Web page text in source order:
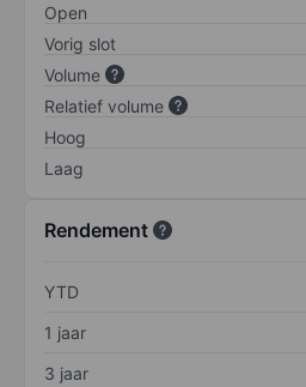
Open
Vorig slot
Volume
Relatief volume
Hoog
Laag
Rendement
YTD
1 jaar
3 jaar